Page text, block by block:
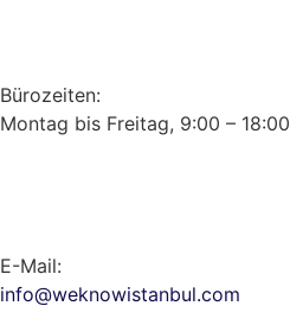
Bürozeiten:
Montag bis Freitag, 9:00 – 18:00
E-Mail:
info@weknowistanbul.com